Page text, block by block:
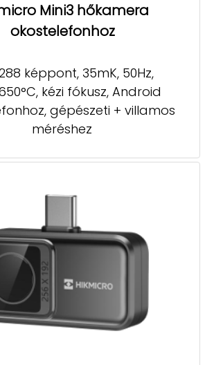
Mini3 hőkamera
okostelefonhoz
képpont, 35mK, 50Hz,
kézi fókusz, Android
gépészeti + villamos
méréshez